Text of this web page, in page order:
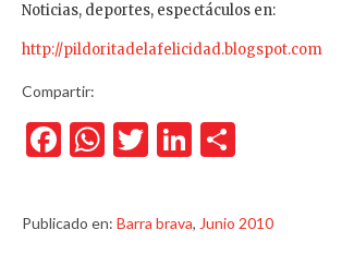
Noticias, deportes, espectáculos en:
http://pildoritadelafelicidad.blogspot.com
Compartir:
Facebook
WhatsApp
TwitterLinkedIn
Publicado en: Barra brava, Junio 2010